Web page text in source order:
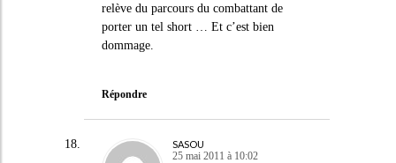
relève du parcours du combattant de
porter un tel short … Et c’est bien
dommage.
Répondre
SASOU
25 mai 2011 à 10:02